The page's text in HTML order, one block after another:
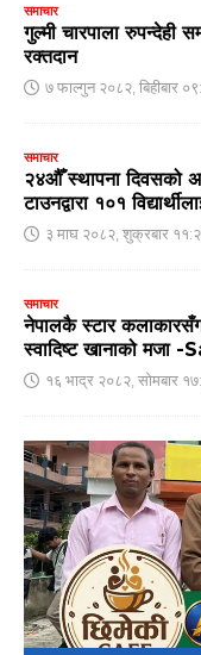
समाचार
गुल्मी चारपाला रुपन्देही
रक्तदान
७ फाल्गुन २०८२, बिहीबार
समाचार
२४औँ स्थापना दिवसको
टाउनद्वारा १०१
३ माघ २०८२, शुक्रबार
समाचार
नेपालकै स्टार कलाकारसँग
स्वादिष्ट खानाको
१६ भाद्र २०८२, सोमबार